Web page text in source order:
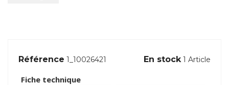
Référence 1_10026421 En stock 1 Article
Fiche technique